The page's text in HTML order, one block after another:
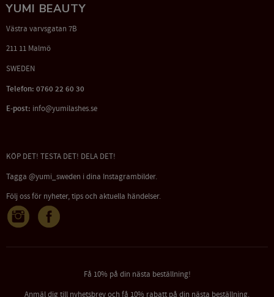
YUMI BEAUTY
Västra varvsgatan 7B
211 11 Malmö
SWEDEN
Telefon: 0760 22 60 30
E-post: info@yumilashes.se
KÖP DET! TESTA DET! DELA DET!
Tagga @yumi_sweden i dina Instagrambilder.
Följ oss för nyheter, tips och aktuella händelser.
Få 10% på din nästa beställning!
Anmäl dig till nyhetsbrev och få 10% rabatt på din nästa beställning.